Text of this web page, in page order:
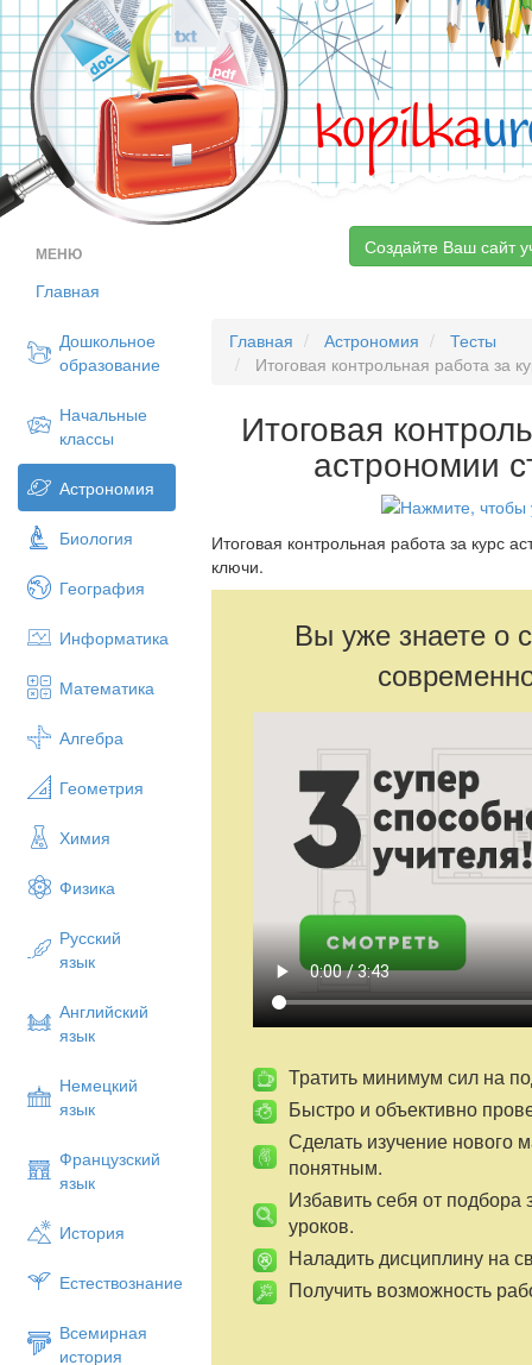
kopilka
МЕНЮ
Главная
Дошкольное
образование
Начальные
классы
Астрономия
Биология
География
Информатика
Математика
Алгебра
Геометрия
Химия
Физика
Русский
язык
Английский
язык
Немецкий
язык
Французский
язык
История
Естествознание
Всемирная
история
Создайте Ваш сайт
Главная Астрономия
Тесты
Итоговая контрольная работа за
Итоговая
астрономии
Итоговая контрольная работа за курс
ключи.
Вы уже знаете о
Тратить минимум сил на
Быстро и объективно
Сделать изучение нового
понятным.
Избавить себя от подбора
уроков.
Наладить дисциплину на
Получить возможность